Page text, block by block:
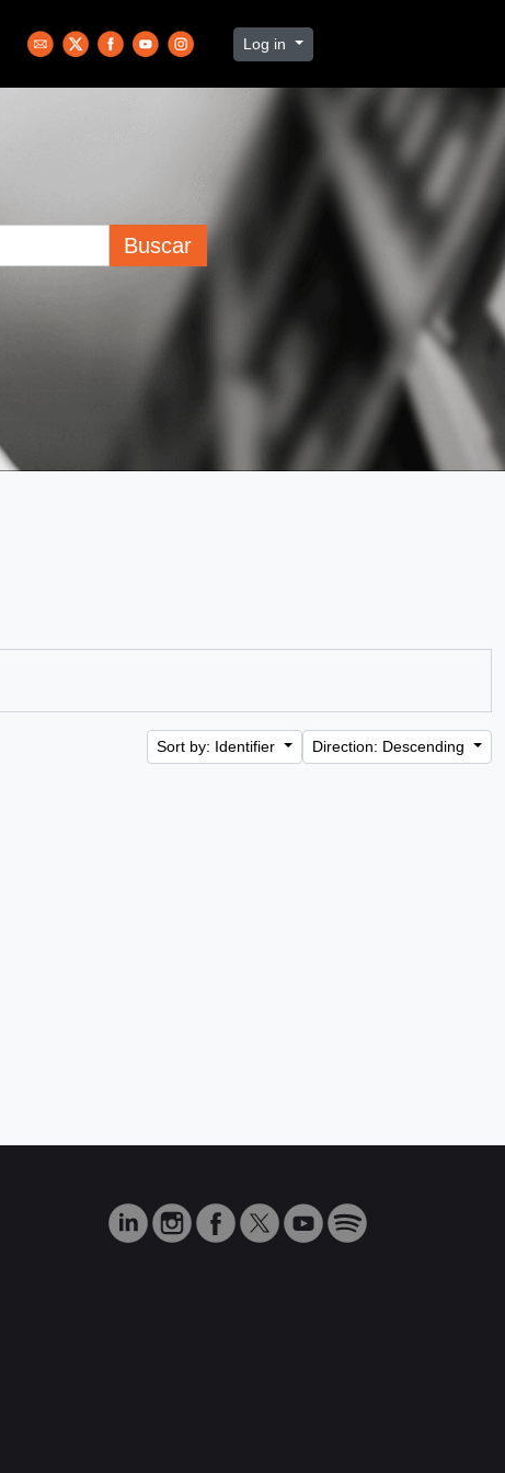
Log in
Buscar
Sort by: Identifier Direction: Descending